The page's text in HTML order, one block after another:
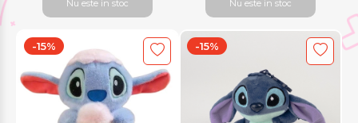
Nu este in stoc Nu este in stoc
-15% -15%